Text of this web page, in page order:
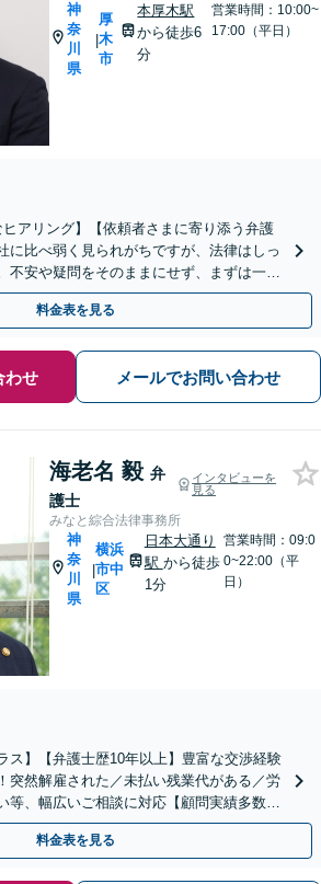
神
奈
川
県
|
厚
木
市
本厚木駅
から徒歩6
分
営業時間：10:00~
17:00（平日）
ヒアリング】【依頼者さまに寄り添う弁護
に比べ弱く見られがちですが、法律はしっ
不安や疑問をそのままにせず、まずは一度
【休日・夜間も対応】
料金表を見る
わせ メールでお問い合わせ
海老名 毅 弁
護士
インタビューを
見る
みなと綜合法律事務所
神
奈
川
県
|
横浜
市中
区
日本大通り
駅 から徒歩
1分
営業時間：09:0
0~22:00（平
日）
ス】【弁護士歴10年以上】豊富な交渉経験
突然解雇された／未払い残業代がある／労
等、幅広いご相談に対応【顧問実績多数】
【日本大通り駅2分】
料金表を見る